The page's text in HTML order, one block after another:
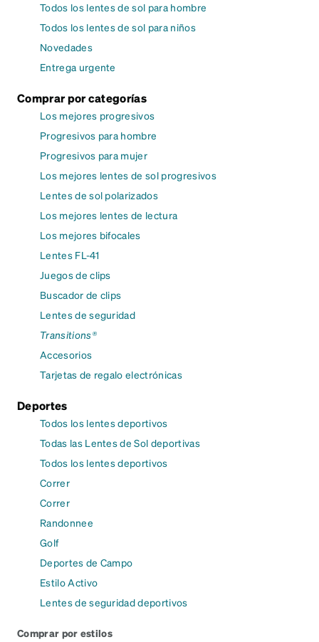
Todos los lentes de sol para hombre
Todos los lentes de sol para niños
Novedades
Entrega urgente
Comprar por categorías
Los mejores progresivos
Progresivos para hombre
Progresivos para mujer
Los mejores lentes de sol progresivos
Lentes de sol polarizados
Los mejores lentes de lectura
Los mejores bifocales
Lentes FL-41
Juegos de clips
Buscador de clips
Lentes de seguridad
Transitions®
Accesorios
Tarjetas de regalo electrónicas
Deportes
Todos los lentes deportivos
Todas las Lentes de Sol deportivas
Todos los lentes deportivos
Correr
Correr
Randonnee
Golf
Deportes de Campo
Estilo Activo
Lentes de seguridad deportivos
Comprar por estilos